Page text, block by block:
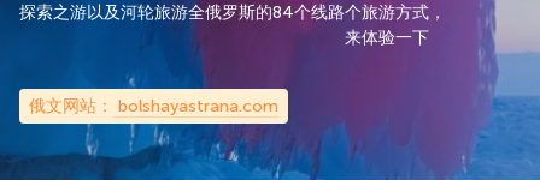
探索之游以及河轮旅游全俄罗斯的84个线路个旅游方式，
来体验一下
俄文网站： bolshayastrana.com